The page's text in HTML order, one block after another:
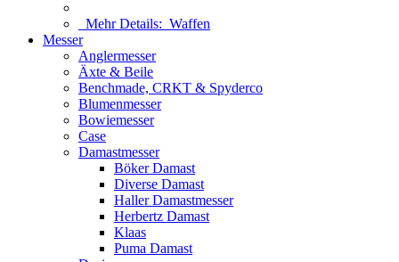
Mehr Details: Waffen
Messer
Anglermesser
Äxte & Beile
Benchmade, CRKT & Spyderco
Blumenmesser
Bowiemesser
Case
Damastmesser
Böker Damast
Diverse Damast
Haller Damastmesser
Herbertz Damast
Klaas
Puma Damast